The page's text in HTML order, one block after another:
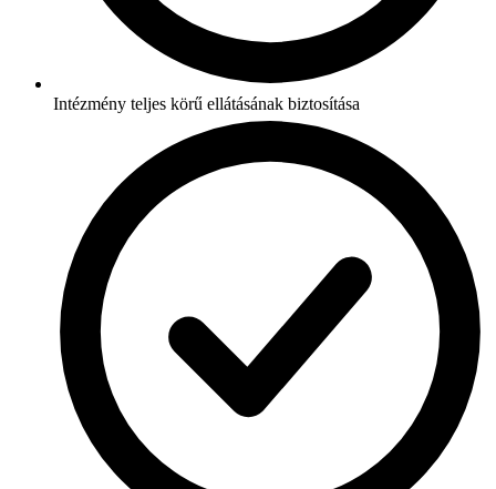
Intézmény teljes körű ellátásának biztosítása